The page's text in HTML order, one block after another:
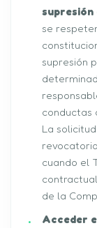
se
supresión
conductas
La
cuando el
de la
Acceder